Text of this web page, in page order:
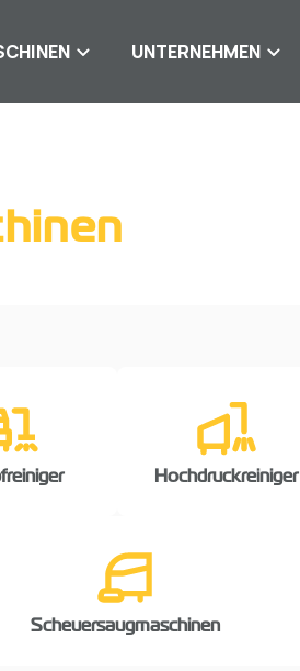
UNTERNEHMEN
Hochdruckreiniger
Scheuersaugmaschinen